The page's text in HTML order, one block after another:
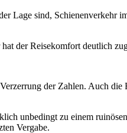
Lage sind, Schienenverkehr
der Reisekomfort deutlich
der Zahlen. Auch
unbedingt zu einem
Vergabe.